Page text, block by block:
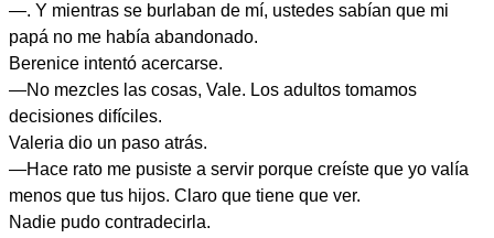
—. Y mientras se burlaban de mí, ustedes sabían que mi
papá no me había abandonado.
Berenice intentó acercarse.
—No mezcles las cosas, Vale. Los adultos tomamos
decisiones difíciles.
Valeria dio un paso atrás.
—Hace rato me pusiste a servir porque creíste que yo valía
menos que tus hijos. Claro que tiene que ver.
Nadie pudo contradecirla.